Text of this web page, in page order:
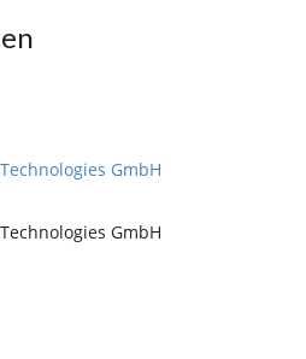
GmbH
GmbH